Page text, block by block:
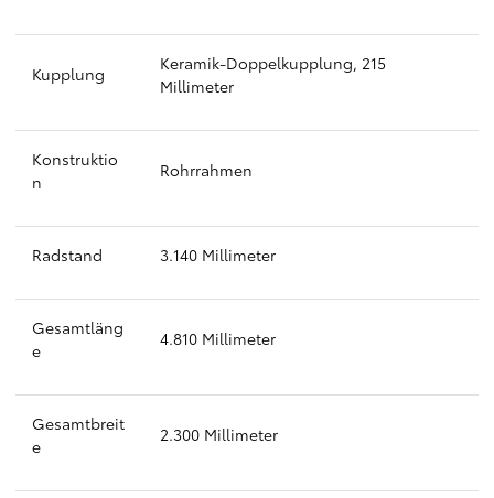
Kupplung
Keramik-Doppelkupplung, 215
Millimeter
Konstruktio
n
Rohrrahmen
Radstand 3.140 Millimeter
Gesamtläng
e
4.810 Millimeter
Gesamtbreit
e
2.300 Millimeter